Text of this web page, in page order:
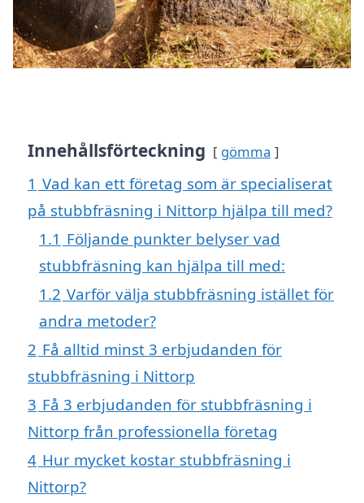
Innehållsförteckning gömma
1 Vad kan ett företag som är specialiserat
på stubbfräsning i Nittorp hjälpa till med?
1.1 Följande punkter belyser vad
stubbfräsning kan hjälpa till med:
1.2 Varför välja stubbfräsning istället för
andra metoder?
2 Få alltid minst 3 erbjudanden för
stubbfräsning i Nittorp
3 Få 3 erbjudanden för stubbfräsning i
Nittorp från professionella företag
4 Hur mycket kostar stubbfräsning i
Nittorp?